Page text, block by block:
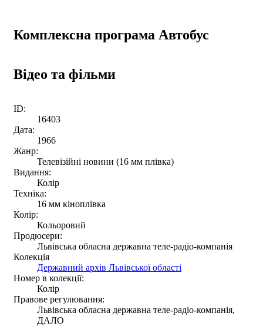
Комплексна програма Автобус
Відео та фільми
ID:
16403
Дата:
1966
Жанр:
Телевізійні новини (16 мм плівка)
Видання:
Колір
Техніка:
16 мм кіноплівка
Колір:
Кольоровий
Продюсери:
Львівська обласна державна теле-радіо-компанія
Колекція
Державний архів Львівської області
Номер в колекції:
Колір
Правове регулювання:
Львівська обласна державна теле-радіо-компанія,
ДАЛО